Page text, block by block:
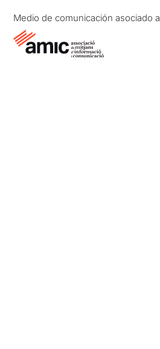
Medio de comunicación asociado a